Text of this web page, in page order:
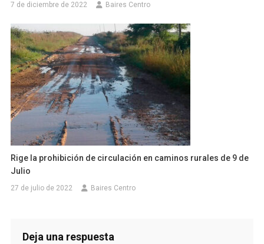
7 de diciembre de 2022 Baires Centro
Rige la prohibición de circulación en caminos rurales de 9 de
Julio
27 de julio de 2022 Baires Centro
Deja una respuesta